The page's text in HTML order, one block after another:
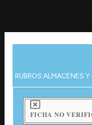
contenido
RUBROS:ALMACENES Y
FICHA NO